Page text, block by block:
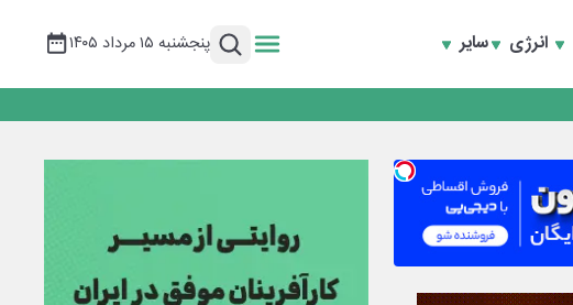
انرژی سایر پنجشنبه ۱۵ مرداد ۱۴۰۵